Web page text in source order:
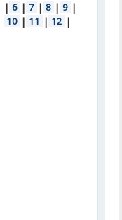
| 6 | 7 | 8 | 9 |
10 | 11 | 12 |